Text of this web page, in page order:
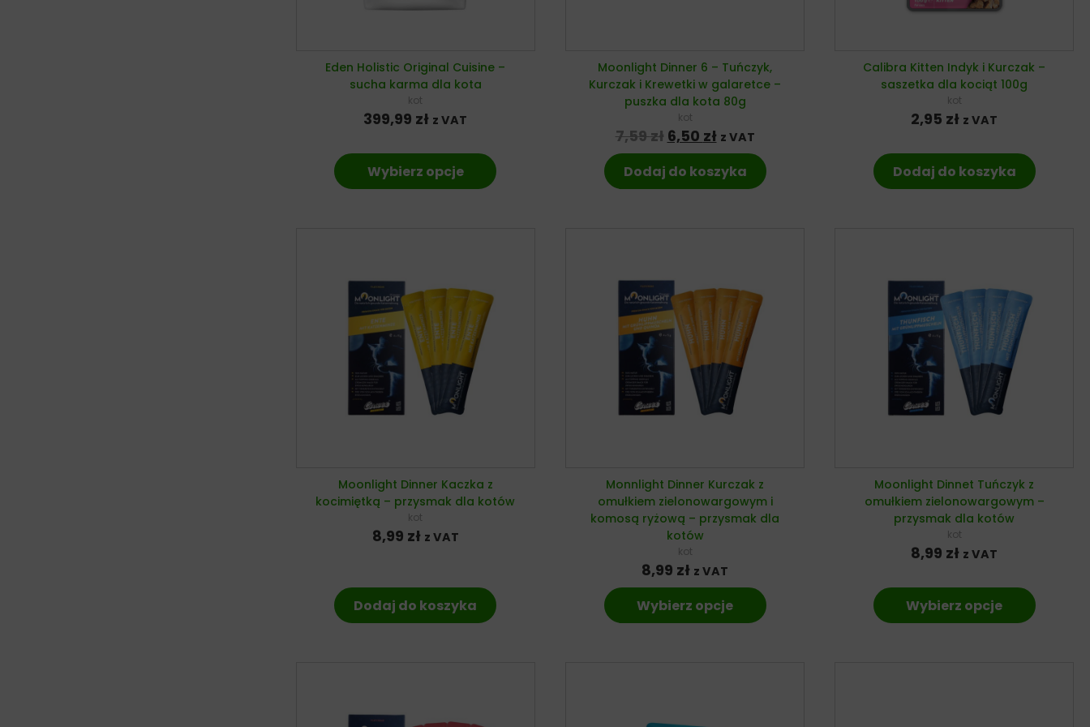
Eden Holistic Original Cuisine –
sucha karma dla kota
kot
399,99 zł z VAT
Wybierz opcje
Moonlight Dinner 6 – Tuńczyk,
Kurczak i Krewetki w galaretce –
puszka dla kota 80g
kot
7,59zł Pierwotna cena wynosiła: 7,59 zł.
6,50 złAktualna cena wynosi: 6,50 zł.
z VAT
Dodaj do koszyka
Calibra Kitten Indyk i Kurczak –
saszetka dla kociąt 100g
kot
2,95 zł z VAT
Dodaj do koszyka
Moonlight Dinner Kaczka z
kocimiętką – przysmak dla kotów
kot
8,99 zł z VAT
Dodaj do koszyka
Monnlight Dinner Kurczak z
omułkiem zielonowargowym i
komosą ryżową – przysmak dla
kotów
kot
8,99 zł z VAT
Wybierz opcje
Moonlight Dinnet Tuńczyk z
omułkiem zielonowargowym –
przysmak dla kotów
kot
8,99 zł z VAT
Wybierz opcje